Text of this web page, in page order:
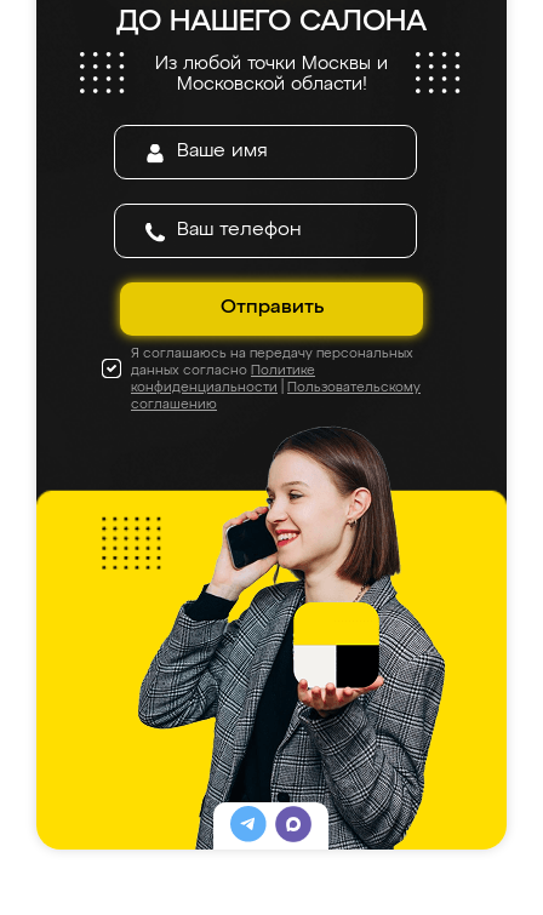
ДО НАШЕГО САЛОНА
Из любой точки Москвы и
Московской области!
Отправить
Я соглашаюсь на передачу персональных
данных согласно Политике
конфиденциальности
Пользовательскому
соглашению